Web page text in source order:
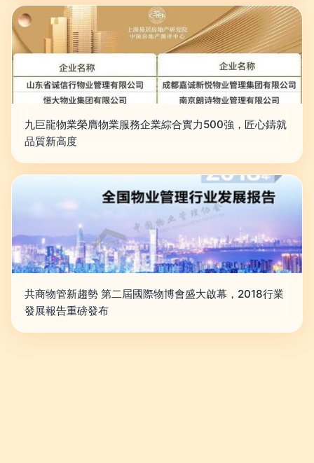
九巨龍物業榮膺物業服務企業綜合實力500強，匠心鑄就
品質新高度
共商物管新趨勢 第二屆國際物博會盛大啟幕，2018行業
發展報告重磅發布